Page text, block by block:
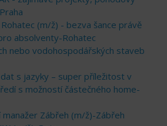
(m/ž) - bezva šance právě
absolventy-Rohatec
nebo vodohospodářských staveb
s jazyky – super příležitost v
s možností částečného home-
Zábřeh (m/ž)-Zábřeh